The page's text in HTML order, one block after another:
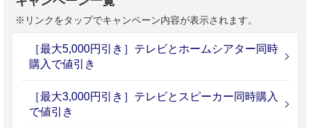
※リンクをタップでキャンペーン内容が表示されます。
［最大5,000円引き］テレビとホームシアター同時
購入で値引き
［最大3,000円引き］テレビとスピーカー同時購入
で値引き